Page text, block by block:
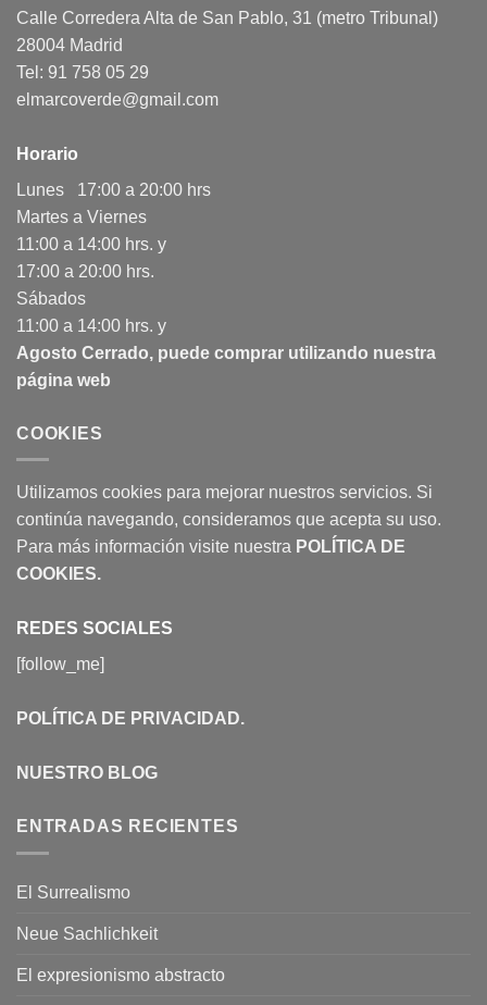
Calle Corredera Alta de San Pablo, 31 (metro Tribunal)
28004 Madrid
Tel: 91 758 05 29
elmarcoverde@gmail.com
Horario
Lunes 17:00 a 20:00 hrs
Martes a Viernes
11:00 a 14:00 hrs. y
17:00 a 20:00 hrs.
Sábados
11:00 a 14:00 hrs. y
Agosto Cerrado, puede comprar utilizando nuestra
página web
COOKIES
Utilizamos cookies para mejorar nuestros servicios. Si
continúa navegando, consideramos que acepta su uso.
Para más información visite nuestra POLÍTICA DE
COOKIES.
REDES SOCIALES
[follow_me]
POLÍTICA DE PRIVACIDAD.
NUESTRO BLOG
ENTRADAS RECIENTES
El Surrealismo
Neue Sachlichkeit
El expresionismo abstracto